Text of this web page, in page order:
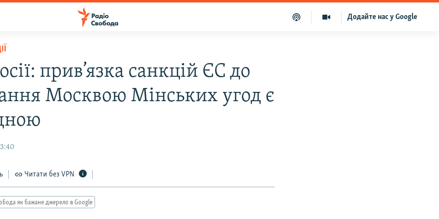
Додайте нас у Google
прив’язка санкцій ЄС до
Москвою Мінських угод є
Читати без VPN
як бажане джерело в Google